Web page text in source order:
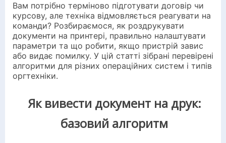
Вам потрібно терміново підготувати договір чи
курсову, але техніка відмовляється реагувати на
команди? Розбираємося, як роздрукувати
документи на принтері, правильно налаштувати
параметри та що робити, якщо пристрій завис
або видає помилку. У цій статті зібрані перевірені
алгоритми для різних операційних систем і типів
оргтехніки.
Як вивести документ на друк:
базовий алгоритм